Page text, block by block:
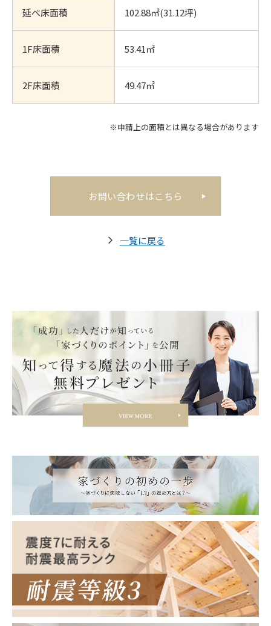
延べ床面積 102.88㎡(31.12坪)
1F床面積 53.41㎡
2F床面積 49.47㎡
※申請上の面積とは異なる場合があります
お問い合わせはこちら
一覧に戻る